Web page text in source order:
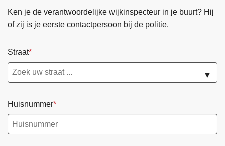
Ken je de verantwoordelijke wijkinspecteur in je buurt? Hij
of zij is je eerste contactpersoon bij de politie.
Straat
▼
Huisnummer